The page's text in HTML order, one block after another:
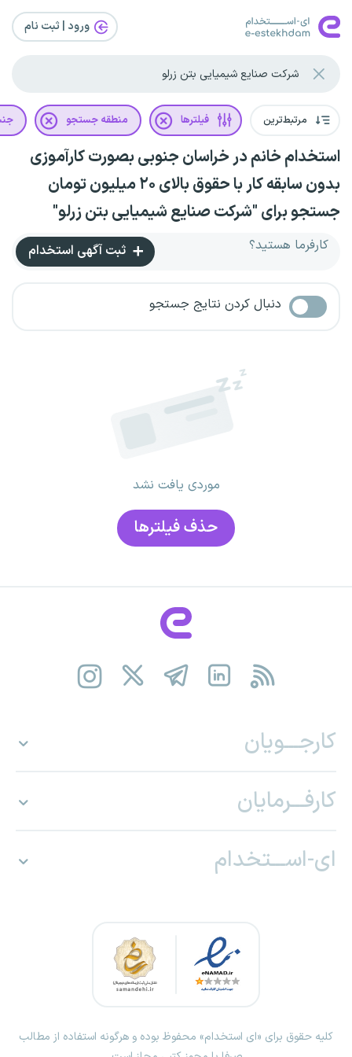
ورود | ثبت‌ نام
مرتبط‌ترین فیلترها منطقه جستجو
استخدام خانم در خراسان جنوبی بصورت کارآموزی
بدون سابقه کار با حقوق بالای ۲۰ میلیون تومان
جستجو برای "شرکت صنایع شیمیایی بتن زرلو"
کارفرما هستید؟ ثبت آگهی استخدام
دنبال کردن نتایج جستجو
موردی یافت نشد
حذف فیلتر‌ها
کارجـــویان
کارفـــرمایان
ای-اســـتخدام
کلیه حقوق برای «ای استخدام» محفوظ بوده و هرگونه استفاده از مطالب